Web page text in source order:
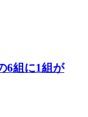
6組に1組が